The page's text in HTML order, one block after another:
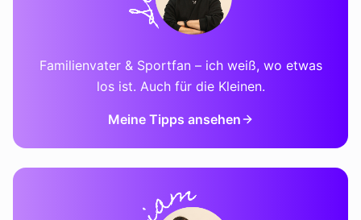
Familienvater & Sportfan – ich weiß, wo etwas
los ist. Auch für die Kleinen.
Meine Tipps ansehen